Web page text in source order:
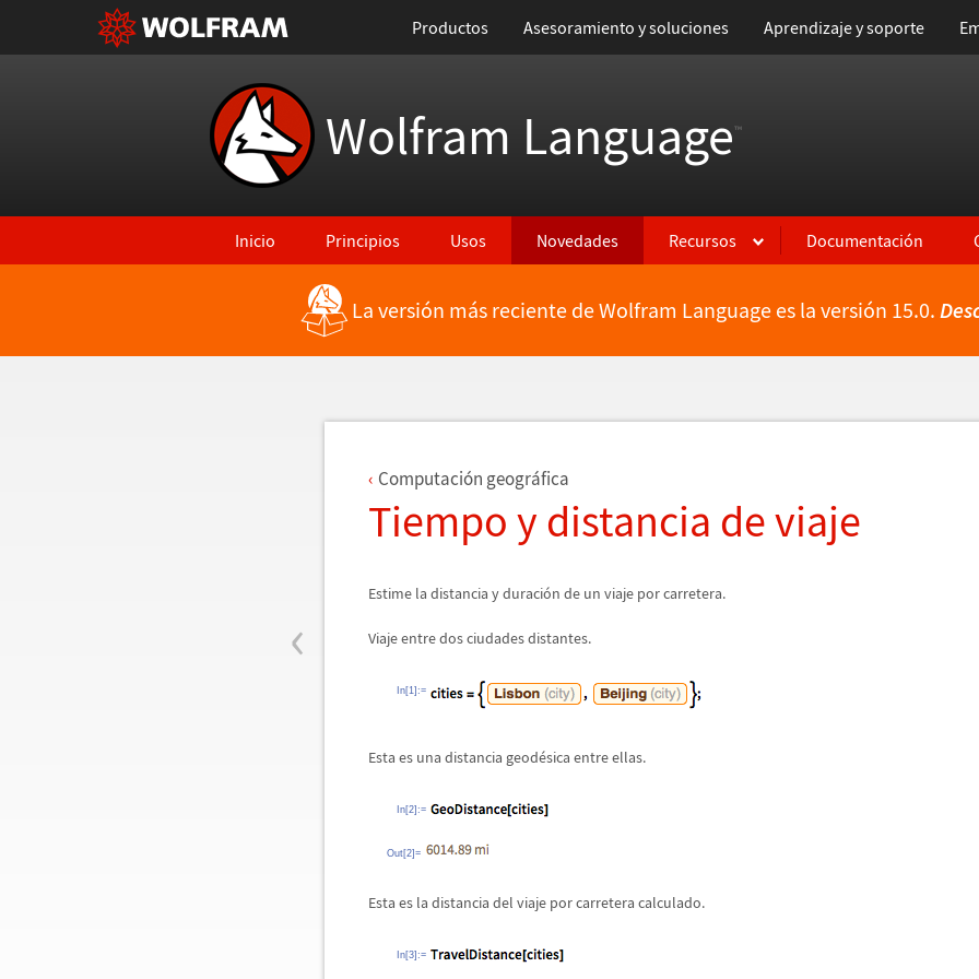
Productos Asesoramiento y soluciones Aprendizaje y soporte
Wolfram Language™
Inicio Principios Usos Novedades Recursos Documentación
Regresar a Características más recientes
La versión más reciente de Wolfram Language es la versión 15.0.
‹
Computación geográfica
Tiempo y distancia de viaje
Estime la distancia y duración de un viaje por carretera.
Viaje entre dos ciudades distantes.
In[1]:=
Esta es una distancia geodésica entre ellas.
In[2]:=
Out[2]=
Esta es la distancia del viaje por carretera calculado.
In[3]:=